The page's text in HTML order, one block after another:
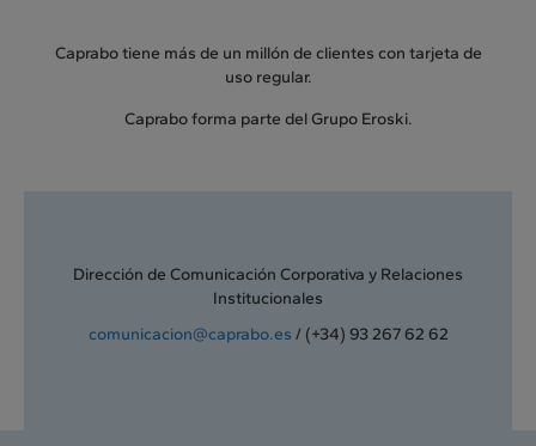
Caprabo tiene más de un millón de clientes con tarjeta de
uso regular.
Caprabo forma parte del Grupo Eroski.
Dirección de Comunicación Corporativa y Relaciones
Institucionales
comunicacion@caprabo.es / (+34) 93 267 62 62